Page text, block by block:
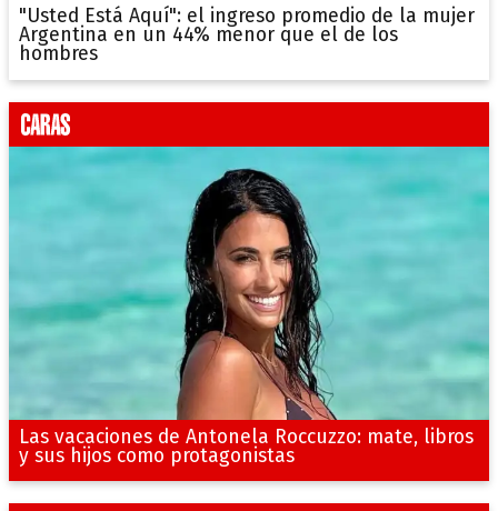
"Usted Está Aquí": el ingreso promedio de la mujer
Argentina en un 44% menor que el de los
hombres
Las vacaciones de Antonela Roccuzzo: mate, libros
y sus hijos como protagonistas